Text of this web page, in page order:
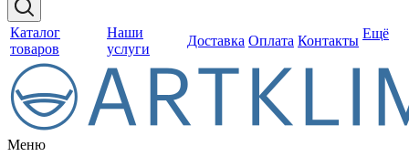
Каталог
товаров
Наши
услуги
Доставка Оплата Контакты Ещё
Меню